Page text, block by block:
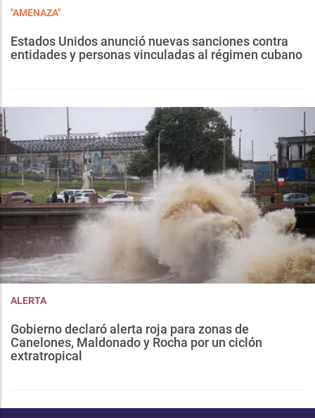
"AMENAZA"
Estados Unidos anunció nuevas sanciones contra
entidades y personas vinculadas al régimen cubano
ALERTA
Gobierno declaró alerta roja para zonas de
Canelones, Maldonado y Rocha por un ciclón
extratropical